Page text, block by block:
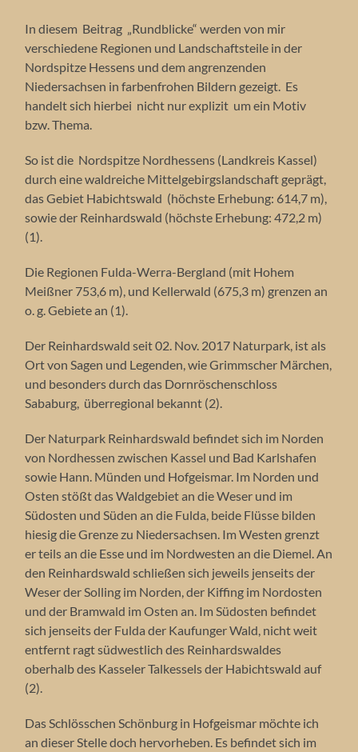
In diesem Beitrag „Rundblicke“ werden von mir
verschiedene Regionen und Landschaftsteile in der
Nordspitze Hessens und dem angrenzenden
Niedersachsen in farbenfrohen Bildern gezeigt. Es
handelt sich hierbei nicht nur explizit um ein Motiv
bzw. Thema.
So ist die Nordspitze Nordhessens (Landkreis Kassel)
durch eine waldreiche Mittelgebirgslandschaft geprägt,
das Gebiet Habichtswald (höchste Erhebung: 614,7 m),
sowie der Reinhardswald (höchste Erhebung: 472,2 m)
(1).
Die Regionen Fulda-Werra-Bergland (mit Hohem
Meißner 753,6 m), und Kellerwald (675,3 m) grenzen an
o. g. Gebiete an (1).
Der Reinhardswald seit 02. Nov. 2017 Naturpark, ist als
Ort von Sagen und Legenden, wie Grimmscher Märchen,
und besonders durch das Dornröschenschloss
Sababurg, überregional bekannt (2).
Der Naturpark Reinhardswald befindet sich im Norden
von Nordhessen zwischen Kassel und Bad Karlshafen
sowie Hann. Münden und Hofgeismar. Im Norden und
Osten stößt das Waldgebiet an die Weser und im
Südosten und Süden an die Fulda, beide Flüsse bilden
hiesig die Grenze zu Niedersachsen. Im Westen grenzt
er teils an die Esse und im Nordwesten an die Diemel. An
den Reinhardswald schließen sich jeweils jenseits der
Weser der Solling im Norden, der Kiffing im Nordosten
und der Bramwald im Osten an. Im Südosten befindet
sich jenseits der Fulda der Kaufunger Wald, nicht weit
entfernt ragt südwestlich des Reinhardswaldes
oberhalb des Kasseler Talkessels der Habichtswald auf
(2).
Das Schlösschen Schönburg in Hofgeismar möchte ich
an dieser Stelle doch hervorheben. Es befindet sich im